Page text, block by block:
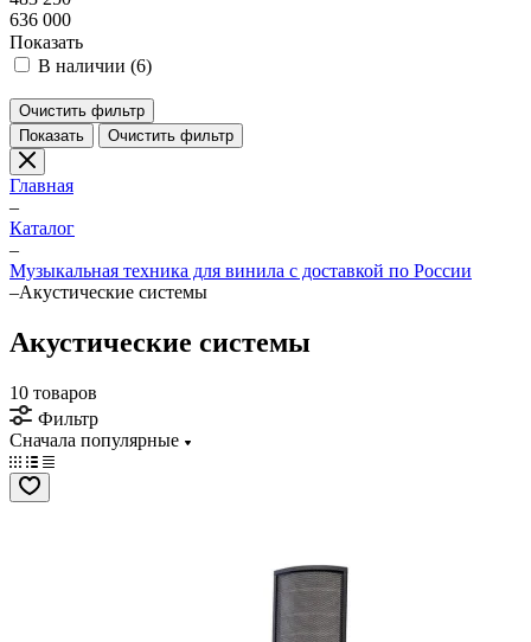
636 000
Показать
В наличии (6)
Очистить фильтр
Показать
Очистить фильтр
Главная
–
Каталог
–
Музыкальная техника для винила с доставкой по России
–Акустические системы
Акустические системы
10 товаров
Фильтр
Сначала популярные